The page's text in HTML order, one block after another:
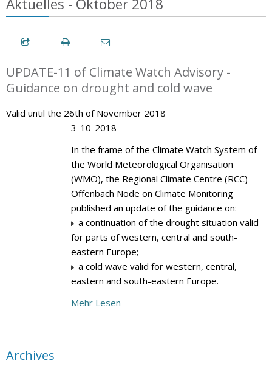
UPDATE-11 of Climate Watch Advisory -
Guidance on drought and cold wave
Valid until the 26th of November 2018
3-10-2018
In the frame of the Climate Watch System of
the World Meteorological Organisation
(WMO), the Regional Climate Centre (RCC)
Offenbach Node on Climate Monitoring
published an update of the guidance on:
a continuation of the drought situation valid
for parts of western, central and south-
eastern Europe;
a cold wave valid for western, central,
eastern and south-eastern Europe.
Mehr Lesen
Archives